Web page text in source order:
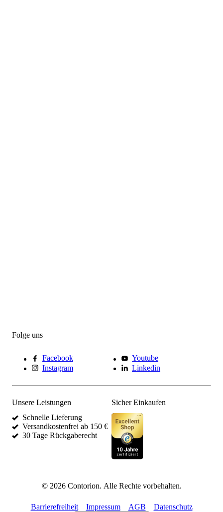
Folge uns
Facebook
Youtube
Instagram
Linkedin
Unsere Leistungen
Schnelle Lieferung
Versandkostenfrei ab 150 €
30 Tage Rückgaberecht
Sicher Einkaufen
© 2026Contorion. Alle Rechte vorbehalten.
Barrierefreiheit Impressum AGB Datenschutz